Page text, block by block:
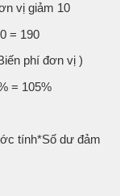
vị giảm 10
= 190
phí đơn vị )
= 105%
tính*Số dư đảm